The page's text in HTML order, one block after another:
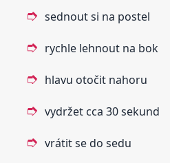
sednout si na postel
rychle lehnout na bok
hlavu otočit nahoru
vydržet cca 30 sekund
vrátit se do sedu